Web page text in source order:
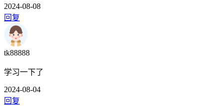
2024-08-08
回复
tk88888
学习一下了
2024-08-04
回复